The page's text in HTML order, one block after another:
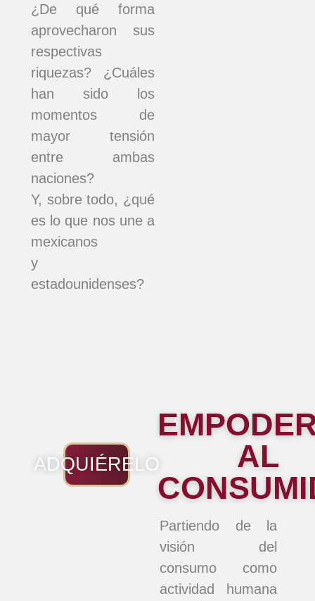
¿De qué forma
aprovecharon sus
respectivas
riquezas? ¿Cuáles
han sido los
momentos de
mayor tensión
entre ambas
naciones?
Y, sobre todo, ¿qué
es lo que nos une a
mexicanos
y
estadounidenses?
ADQUIÉRELO
AL
Partiendo de la
visión del
consumo como
actividad humana